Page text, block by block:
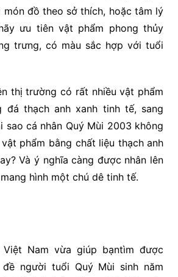
món đồ theo sở thích, hoặc tâm lý
ưu tiên vật phẩm phong thủy
trưng, có màu sắc hợp với tuổi
thị trường có rất nhiều vật phẩm
đá thạch anh xanh tinh tế, sang
sao cá nhân Quý Mùi 2003 không
phẩm bằng chất liệu thạch anh
Và ý nghĩa càng được nhân lên
hình một chú dê tinh tế.
Việt Nam vừa giúp bạntìm được
người tuổi Quý Mùi sinh năm